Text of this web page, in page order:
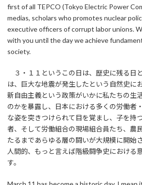
first of all TEPCO (Tokyo Electric Power
medias, scholars who promotes nuclear
executive officers of corrupt labor unions.
with you until the day we achieve
society.
３・１１というこの日は、歴史に残る日
は、巨大な地震が発生したという自然史に
新自由主義という政策がいかに私たちの生
のかを暴露し、日本における多くの労働者
な姿を突きつけられて目を覚まし、子を持
者、そして労働組合の現場組合員たち、農
たるまであらゆる層の闘いが大規模に開始
人間的、もっと言えば階級闘争史における
す。